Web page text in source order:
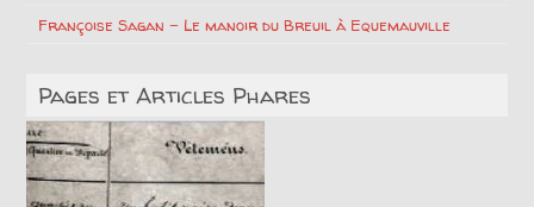
Françoise Sagan – Le manoir du Breuil à Equemauville
Pages et Articles Phares